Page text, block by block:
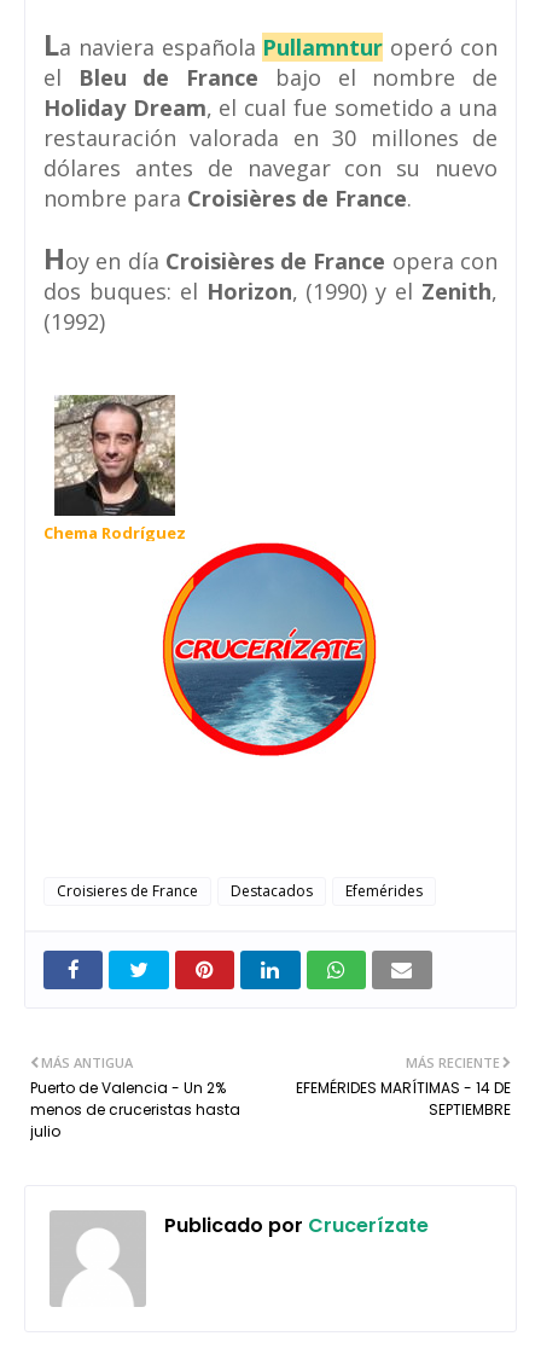
La naviera española Pullamntur operó con
el Bleu de France bajo el nombre de
Holiday Dream, el cual fue sometido a una
restauración valorada en 30 millones de
dólares antes de navegar con su nuevo
nombre para Croisières de France.
Hoy en día Croisières de France opera con
dos buques: el Horizon, (1990) y el Zenith,
(1992)
Chema Rodríguez
Croisieres de France Destacados Efemérides
MÁS RECIENTE
EFEMÉRIDES MARÍTIMAS - 14 DE
SEPTIEMBRE
MÁS ANTIGUA
Puerto de Valencia - Un 2%
menos de cruceristas hasta
julio
Publicado por Crucerízate